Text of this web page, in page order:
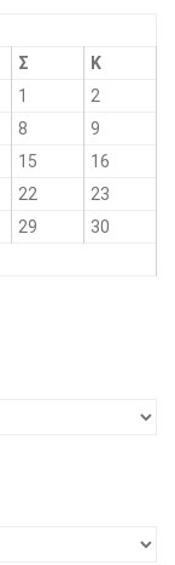
Σ
Κ
1
2
8
9
15
16
22
23
29
30